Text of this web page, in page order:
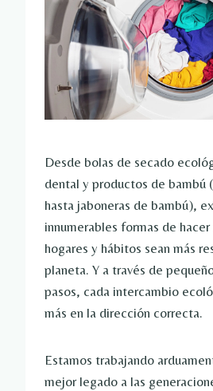
Desde bolas de secado
dental y productos de bambú
hasta jaboneras de bambú),
innumerables formas de
hogares y hábitos sean más
planeta. Y a través de
pasos, cada intercambio
más en la dirección correcta.
Estamos trabajando
mejor legado a las